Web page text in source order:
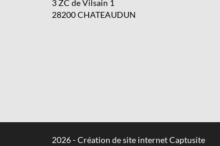
3 ZC de Vilsain 1
28200 CHATEAUDUN
2026 - Création de site internet Captusite